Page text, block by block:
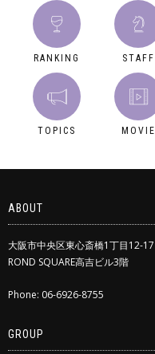
RANKING STAFF
TOPICS MOVIE
ABOUT
大阪市中央区東心斎橋1丁目12-17
ROND SQUARE高吉ビル3階
Phone: 06-6926-8755
GROUP